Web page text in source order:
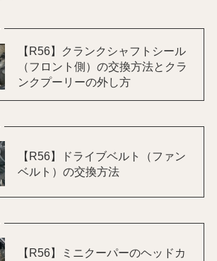
【R56】クランクシャフトシール
（フロント側）の交換方法とクラ
ンクプーリーの外し方
【R56】ドライブベルト（ファン
ベルト）の交換方法
【R56】ミニクーパーのヘッドカ